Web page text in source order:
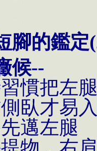
腳的鑑定
候--
慣把左
臥才易
邁左腿